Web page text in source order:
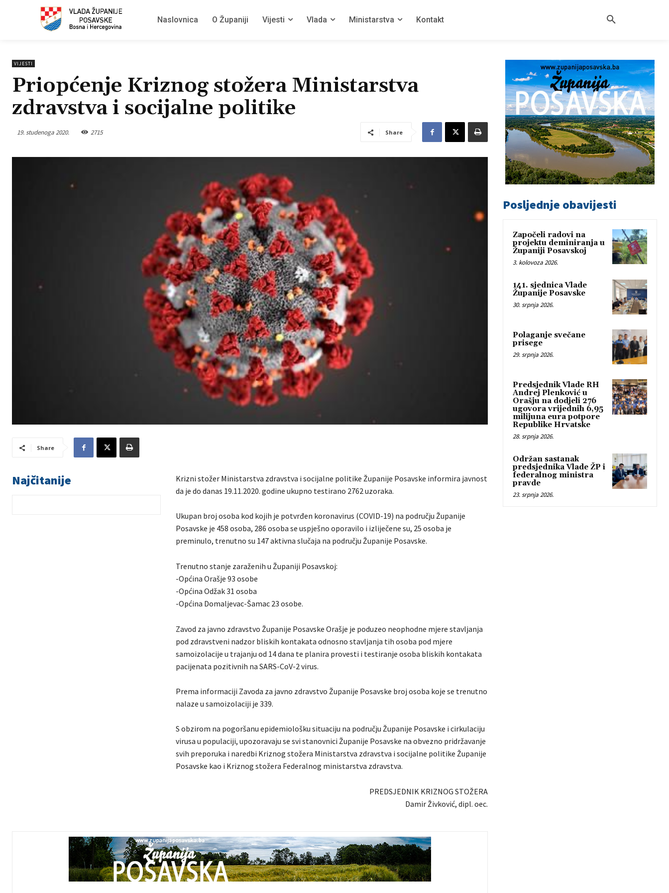
Naslovnica O Županiji Vijesti Vlada Ministarstva Kontakt
VIJESTI
Priopćenje Kriznog stožera Ministarstva
zdravstva i socijalne politike
19. studenoga 2020. 2715 Share
Share
Najčitanije
Krizni stožer Ministarstva zdravstva i socijalne politike Županije Posavske informira javnost
da je do danas 19.11.2020. godine ukupno testirano 2762 uzoraka.
Ukupan broj osoba kod kojih je potvrđen koronavirus (COVID-19) na području Županije
Posavske je 458 osoba, 286 osoba se uspješno oporavilo i izliječene su, 25 osoba je
preminulo, trenutno su 147 aktivna slučaja na području Županije Posavske.
Trenutno stanje zaraženih u Županiji Posavskoj:
-Općina Orašje 93 osobe
-Općina Odžak 31 osoba
-Općina Domaljevac-Šamac 23 osobe.
Zavod za javno zdravstvo Županije Posavske Orašje je poduzeo neophodne mjere stavljanja
pod zdravstveni nadzor bliskih kontakata odnosno stavljanja tih osoba pod mjere
samoizolacije u trajanju od 14 dana te planira provesti i testiranje osoba bliskih kontakata
pacijenata pozitivnih na SARS-CoV-2 virus.
Prema informaciji Zavoda za javno zdravstvo Županije Posavske broj osoba koje se trenutno
nalaze u samoizolaciji je 339.
S obzirom na pogoršanu epidemiološku situaciju na području Županije Posavske i cirkulaciju
virusa u populaciji, upozoravaju se svi stanovnici Županije Posavske na obvezno pridržavanje
svih preporuka i naredbi Kriznog stožera Ministarstva zdravstva i socijalne politike Županije
Posavske kao i Kriznog stožera Federalnog ministarstva zdravstva.
PREDSJEDNIK KRIZNOG STOŽERA
Damir Živković, dipl. oec.
Posljednje obavijesti
Započeli radovi na
projektu deminiranja u
Županiji Posavskoj
3. kolovoza 2026.
141. sjednica Vlade
Županije Posavske
30. srpnja 2026.
Polaganje svečane
prisege
29. srpnja 2026.
Predsjednik Vlade RH
Andrej Plenković u
Orašju na dodjeli 276
ugovora vrijednih 6,95
milijuna eura potpore
Republike Hrvatske
28. srpnja 2026.
Održan sastanak
predsjednika Vlade ŽP i
federalnog ministra
pravde
23. srpnja 2026.